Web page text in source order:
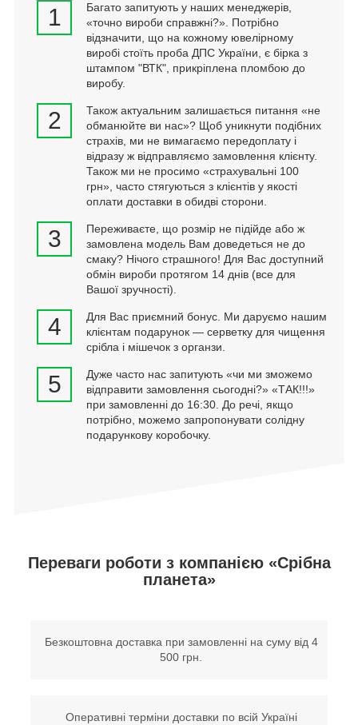
1
Багато запитують у наших менеджерів,
«точно вироби справжні?». Потрібно
відзначити, що на кожному ювелірному
виробі стоїть проба ДПС України, є бірка з
штампом "ВТК", прикріплена пломбою до
виробу.
2
Також актуальним залишається питання «не
обманюйте ви нас»? Щоб уникнути подібних
страхів, ми не вимагаємо передоплату і
відразу ж відправляємо замовлення клієнту.
Також ми не просимо «страхувальні 100
грн», часто стягуються з клієнтів у якості
оплати доставки в обидві сторони.
3
Переживаєте, що розмір не підійде або ж
замовлена модель Вам доведеться не до
смаку? Нічого страшного! Для Вас доступний
обмін вироби протягом 14 днів (все для
Вашої зручності).
4
Для Вас приємний бонус. Ми даруємо нашим
клієнтам подарунок — серветку для чищення
срібла і мішечок з органзи.
5
Дуже часто нас запитують «чи ми зможемо
відправити замовлення сьогодні?» «ТАК!!!»
при замовленні до 16:30. До речі, якщо
потрібно, можемо запропонувати солідну
подарункову коробочку.
Переваги роботи з компанією «Срібна
планета»
Безкоштовна доставка при замовленні на суму від 4
500 грн.
Оперативні терміни доставки по всій Україні